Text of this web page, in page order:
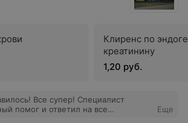
Клиренс по
креатинину
1,20 руб.
Все супер! Специалист
помог и ответил на все
Еще